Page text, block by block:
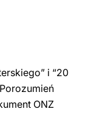
i “20
ONZ